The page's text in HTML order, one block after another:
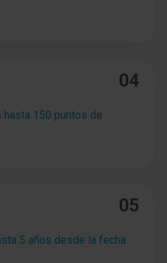
(5x2 radios, Y-Design,
(Volante) regulable altura y
estabilidad (ESP)
04
hasta 150 puntos de
05
5 años desde la fecha